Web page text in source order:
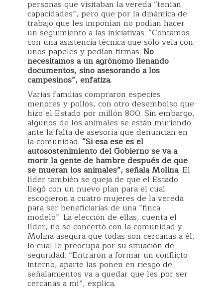
personas que visitaban la vereda “tenían
capacidades”, pero que por la dinámica de
trabajo que les imponían no podían hacer
un seguimiento a las iniciativas. “Contamos
con una asistencia técnica que sólo veía con
unos papeles y pedían firmas. No
necesitamos a un agrónomo llenando
documentos, sino asesorando a los
campesinos”, enfatiza.
Varias familias compraron especies
menores y pollos, con otro desembolso que
hizo el Estado por millón 800. Sin embargo,
algunos de los animales se están muriendo
ante la falta de asesoría que denuncian en
la comunidad. “Si esa ese es el
autosostenimiento del Gobierno se va a
morir la gente de hambre después de que
se mueran los animales”, señala Molina. El
líder también se queja de que el Estado
llegó con un nuevo plan para el cual
escogieron a cuatro mujeres de la vereda
para ser beneficiarias de una “finca
modelo”. La elección de ellas, cuenta el
líder, no se concertó con la comunidad y
Molina asegura que todas son cercanas a él,
lo cual le preocupa por su situación de
seguridad. “Entraron a formar un conflicto
interno, aparte las ponen en riesgo de
señalamientos va a quedar que les por ser
cercanas a mí”, explica.